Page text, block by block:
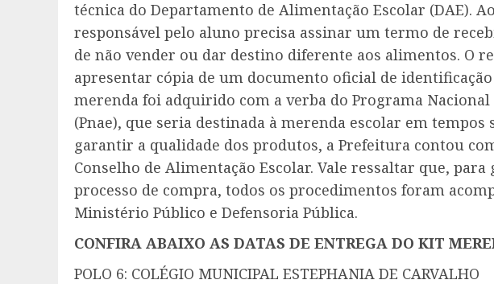
técnica do Departamento de Alimentação Escolar (DAE).
responsável pelo aluno precisa assinar um termo de
de não vender ou dar destino diferente aos alimentos. O
apresentar cópia de um documento oficial de
merenda foi adquirido com a verba do Programa
(Pnae), que seria destinada à merenda escolar em tempos
garantir a qualidade dos produtos, a Prefeitura contou
Conselho de Alimentação Escolar. Vale ressaltar que,
processo de compra, todos os procedimentos foram
Ministério Público e Defensoria Pública.
CONFIRA ABAIXO AS DATAS DE ENTREGA DO KIT
POLO 6: COLÉGIO MUNICIPAL ESTEPHANIA DE CARVALHO